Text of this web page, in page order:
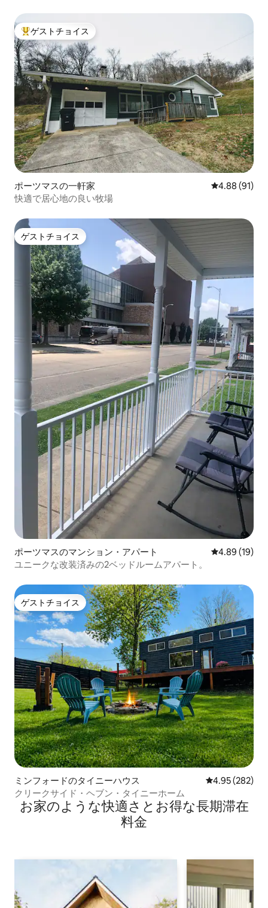
大好評のゲストチョイスです。
ゲストチョイス
ポーツマスの一軒家 レビュー91
4.88 (91)
快適で居心地の良い牧場
ゲストチョイス
ゲストチョイス
ポーツマスのマンション・アパート レビュー19
4.89 (19)
ユニークな改装済みの2ベッドルームアパート。
ゲストチョイス
ゲストチョイス
ミンフォードのタイニーハウス レビュー282
4.95 (282)
クリークサイド・ヘブン・タイニーホーム
お家のような快⁠適⁠さ⁠とお⁠得⁠な長⁠期⁠滞⁠在
料⁠金